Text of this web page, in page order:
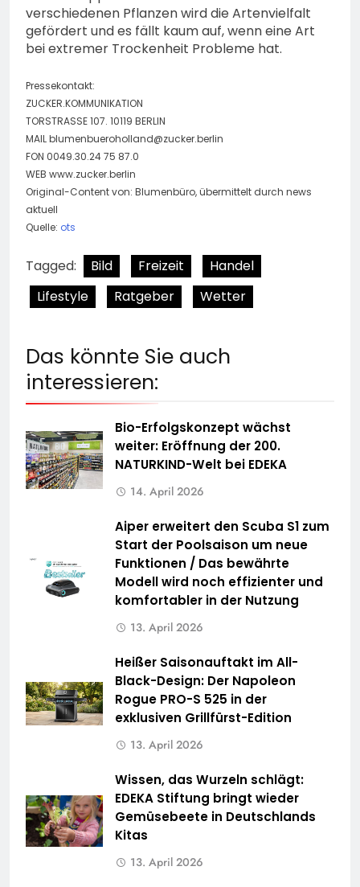
verschiedenen Pflanzen wird die Artenvielfalt
gefördert und es fällt kaum auf, wenn eine Art
bei extremer Trockenheit Probleme hat.
Pressekontakt:
ZUCKER.KOMMUNIKATION
TORSTRASSE 107. 10119 BERLIN
MAILblumenbueroholland@zucker.berlin
FON 0049.30.24 75 87.0
WEB www.zucker.berlin
Original-Content von: Blumenbüro, übermittelt durch news
aktuell
Quelle: ots
Tagged: Bild Freizeit
Handel
Lifestyle
Ratgeber Wetter
Das könnte Sie auch
interessieren:
Bio-Erfolgskonzept wächst
weiter: Eröffnung der 200.
NATURKIND-Welt bei EDEKA
14. April 2026
Aiper erweitert den Scuba S1 zum
Start der Poolsaison um neue
Funktionen / Das bewährte
Modell wird noch effizienter und
komfortabler in der Nutzung
13. April 2026
Heißer Saisonauftakt im All-
Black-Design: Der Napoleon
Rogue PRO-S 525 in der
exklusiven Grillfürst-Edition
13. April 2026
Wissen, das Wurzeln schlägt:
EDEKA Stiftung bringt wieder
Gemüsebeete in Deutschlands
Kitas
13. April 2026